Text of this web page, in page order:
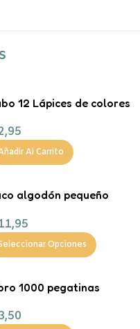
12 Lápices de colores
Al Carrito
algodón pequeño
Opciones
1000 pegatinas